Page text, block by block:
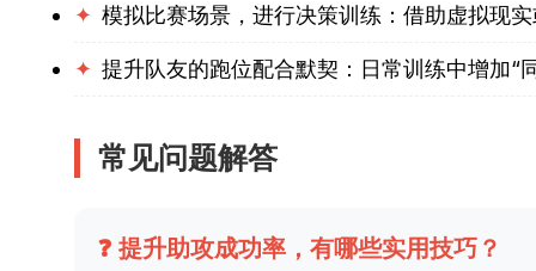
✦ 模拟比赛场景，进行决策训练：借助虚拟现
✦ 提升队友的跑位配合默契：日常训练中增加“
常见问题解答
❓ 提升助攻成功率，有哪些实用技巧？